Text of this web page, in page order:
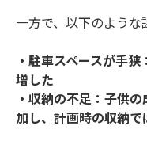
一方で、以下のような
・駐車スペースが手
増した
・収納の不足：子供
加し、計画時の収納